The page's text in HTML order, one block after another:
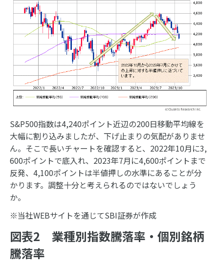
S&P500指数は4,240ポイント近辺の200日移動平均線を
大幅に割り込みましたが、下げ止まりの気配がありませ
ん。そこで長いチャートを確認すると、2022年10月に3,
600ポイントで底入れ、2023年7月に4,600ポイントまで
反発、4,100ポイントは半値押しの水準にあることが分
かります。調整十分と考えられるのではないでしょう
か。
※当社WEBサイトを通じてSBI証券が作成
図表2 業種別指数騰落率・個別銘柄
騰落率